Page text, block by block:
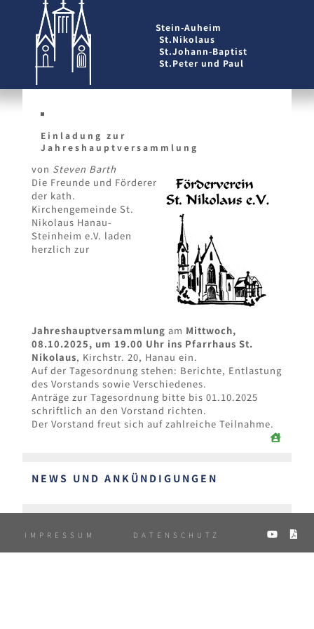
Stein-Auheim
St.Nikolaus
St.Johann-Baptist
St.Peter und Paul
Einladung zur
Jahreshauptversammlung
von Steven Barth
Die Freunde und Förderer
der kath.
Kirchengemeinde St.
Nikolaus Hanau-
Steinheim e.V. laden
herzlich zur
Jahreshauptversammlung am Mittwoch,
08.10.2025, um 19.00 Uhr ins Pfarrhaus St.
Nikolaus, Kirchstr. 20, Hanau ein.
Auf der Tagesordnung stehen: Berichte, Entlastung
des Vorstands sowie Verschiedenes.
Anträge zur Tagesordnung bitte bis 01.10.2025
schriftlich an den Vorstand richten.
Der Vorstand freut sich auf zahlreiche Teilnahme.
NEWS UND ANKÜNDIGUNGEN
IMPRESSUM DATENSCHUTZ